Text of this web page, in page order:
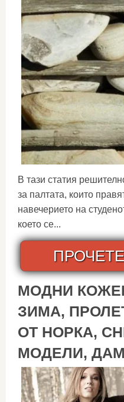
В тази статия
за палтата, които
навечерието на
което се...
МОДНИ
ЗИМА,
ОТ НОРКА,
МОДЕЛИ,